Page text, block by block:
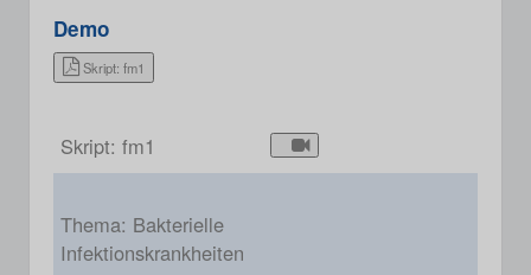
Demo
Skript: fm1
Skript: fm1
Thema: Bakterielle
Infektionskrankheiten